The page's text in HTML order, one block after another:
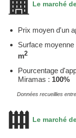
Le marché
Prix moyen d'un
Surface
m2
Pourcentage
Miramas : 100%
Données recueillies
Le marché